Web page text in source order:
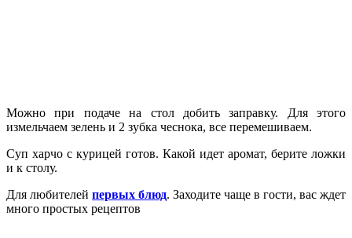
Можно при подаче на стол добитьзаправку. Для этого
измельчаем зелень и 2 зубка чеснока, все перемешиваем.
Суп харчо с курицей готов. Какой идет аромат, берите ложки
и к столу.
Для любителей первых блюд. Заходите чаще в гости, вас ждет
много простых рецептов